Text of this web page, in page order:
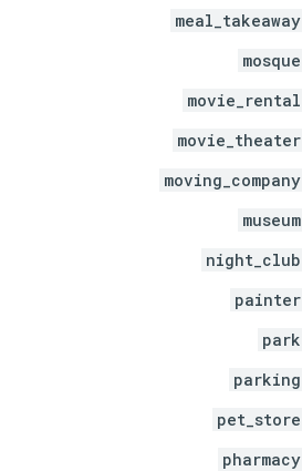
meal_takeaway
mosque
movie_rental
movie_theater
moving_company
museum
night_club
painter
park
parking
pet_store
pharmacy